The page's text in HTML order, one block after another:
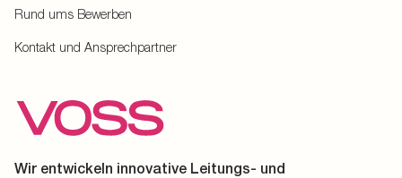
Rund ums Bewerben
Kontakt und Ansprechpartner
Wir entwickeln innovative Leitungs- und